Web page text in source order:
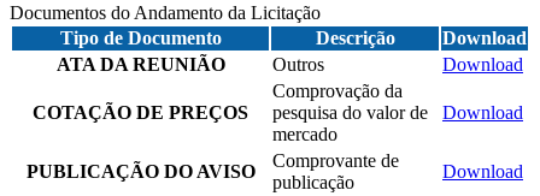
Documentos do Andamento da Licitação
Tipo de Documento
Descrição
Download
ATA DA REUNIÃO
Outros Download
COTAÇÃO DE PREÇOS
Comprovação da
pesquisa do valor de
mercado
Download
PUBLICAÇÃO DO AVISO
Comprovante de
publicação
Download